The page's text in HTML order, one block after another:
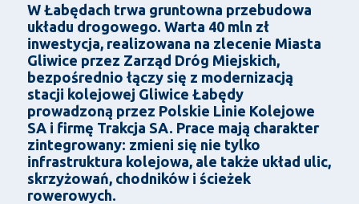
W Łabędach trwa gruntowna przebudowa
układu drogowego. Warta 40 mln zł
inwestycja, realizowana na zlecenie Miasta
Gliwice przez Zarząd Dróg Miejskich,
bezpośrednio łączy się z modernizacją
stacji kolejowej Gliwice Łabędy
prowadzoną przez Polskie Linie Kolejowe
SA i firmę Trakcja SA. Prace mają charakter
zintegrowany: zmieni się nie tylko
infrastruktura kolejowa, ale także układ ulic,
skrzyżowań, chodników i ścieżek
rowerowych.